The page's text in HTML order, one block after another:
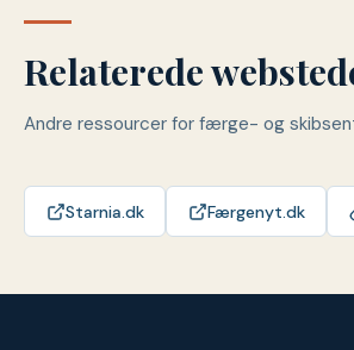
Relaterede
Andre ressourcer for færge- og
Starnia.dk Færgenyt.dk